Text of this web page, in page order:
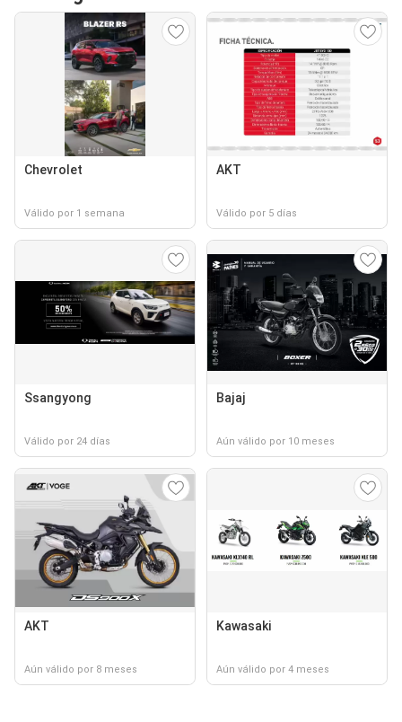
Chevrolet
Válido por 1 semana
AKT
Válido por 5 días
Ssangyong
Válido por 24 días
Bajaj
Aún válido por 10 meses
AKT
Aún válido por 8 meses
Kawasaki
Aún válido por 4 meses